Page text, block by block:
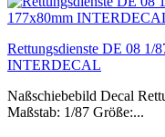
Rettungsdienste DE 08 1/
INTERDECAL
Naßschiebebild Decal
Maßstab: 1/87 Größe:...